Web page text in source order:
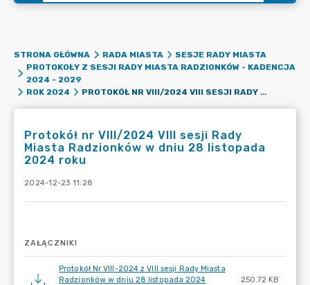
STRONA GŁÓWNA RADA MIASTA
SESJE RADY MIASTA
PROTOKOŁY Z SESJI RADY MIASTA RADZIONKÓW - KADENCJA
2024 - 2029
ROK 2024
PROTOKÓŁ NR VIII/2024 VIII SESJI RADY MIASTA RADZIONKÓW W DNIU 28 LISTOPADA 2024 ROKU
Protokół nr VIII/2024 VIII sesji Rady
Miasta Radzionków w dniu 28 listopada
2024 roku
2024-12-23 11:28
ZAŁĄCZNIKI
Protokół Nr VIII-2024 z VIII sesji Rady Miasta
Radzionków w dniu 28 listopada 2024
250.72 KB